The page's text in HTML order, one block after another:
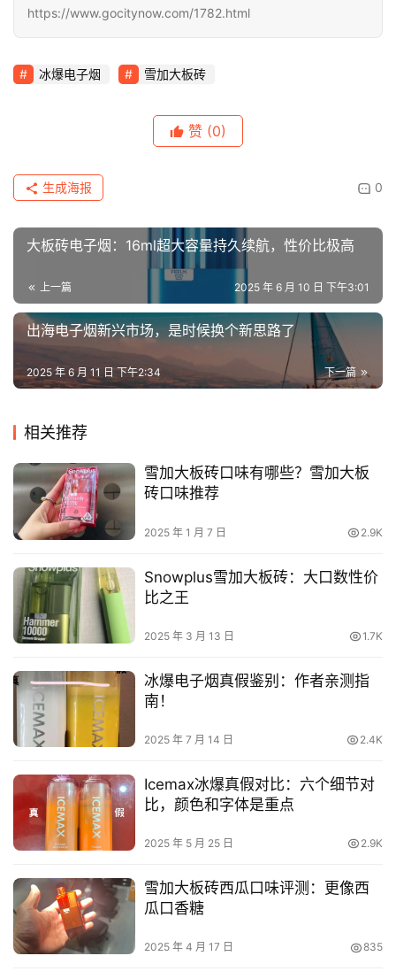
https://www.gocitynow.com/1782.html
冰爆电子烟 雪加大板砖
赞 (0)
0
生成海报
大板砖电子烟：16ml超大容量持久续航，性价比极高
上一篇 2025 年 6 月 10 日 下午3:01
出海电子烟新兴市场，是时候换个新思路了
下一篇
2025 年 6 月 11 日 下午2:34
相关推荐
雪加大板砖口味有哪些？雪加大板
砖口味推荐
2025 年 1 月 7 日 2.9K
Snowplus雪加大板砖：大口数性价
比之王
2025 年 3 月 13 日 1.7K
冰爆电子烟真假鉴别：作者亲测指
南！
2025 年 7 月 14 日 2.4K
Icemax冰爆真假对比：六个细节对
比，颜色和字体是重点
2025 年 5 月 25 日 2.9K
雪加大板砖西瓜口味评测：更像西
瓜口香糖
2025 年 4 月 17 日 835